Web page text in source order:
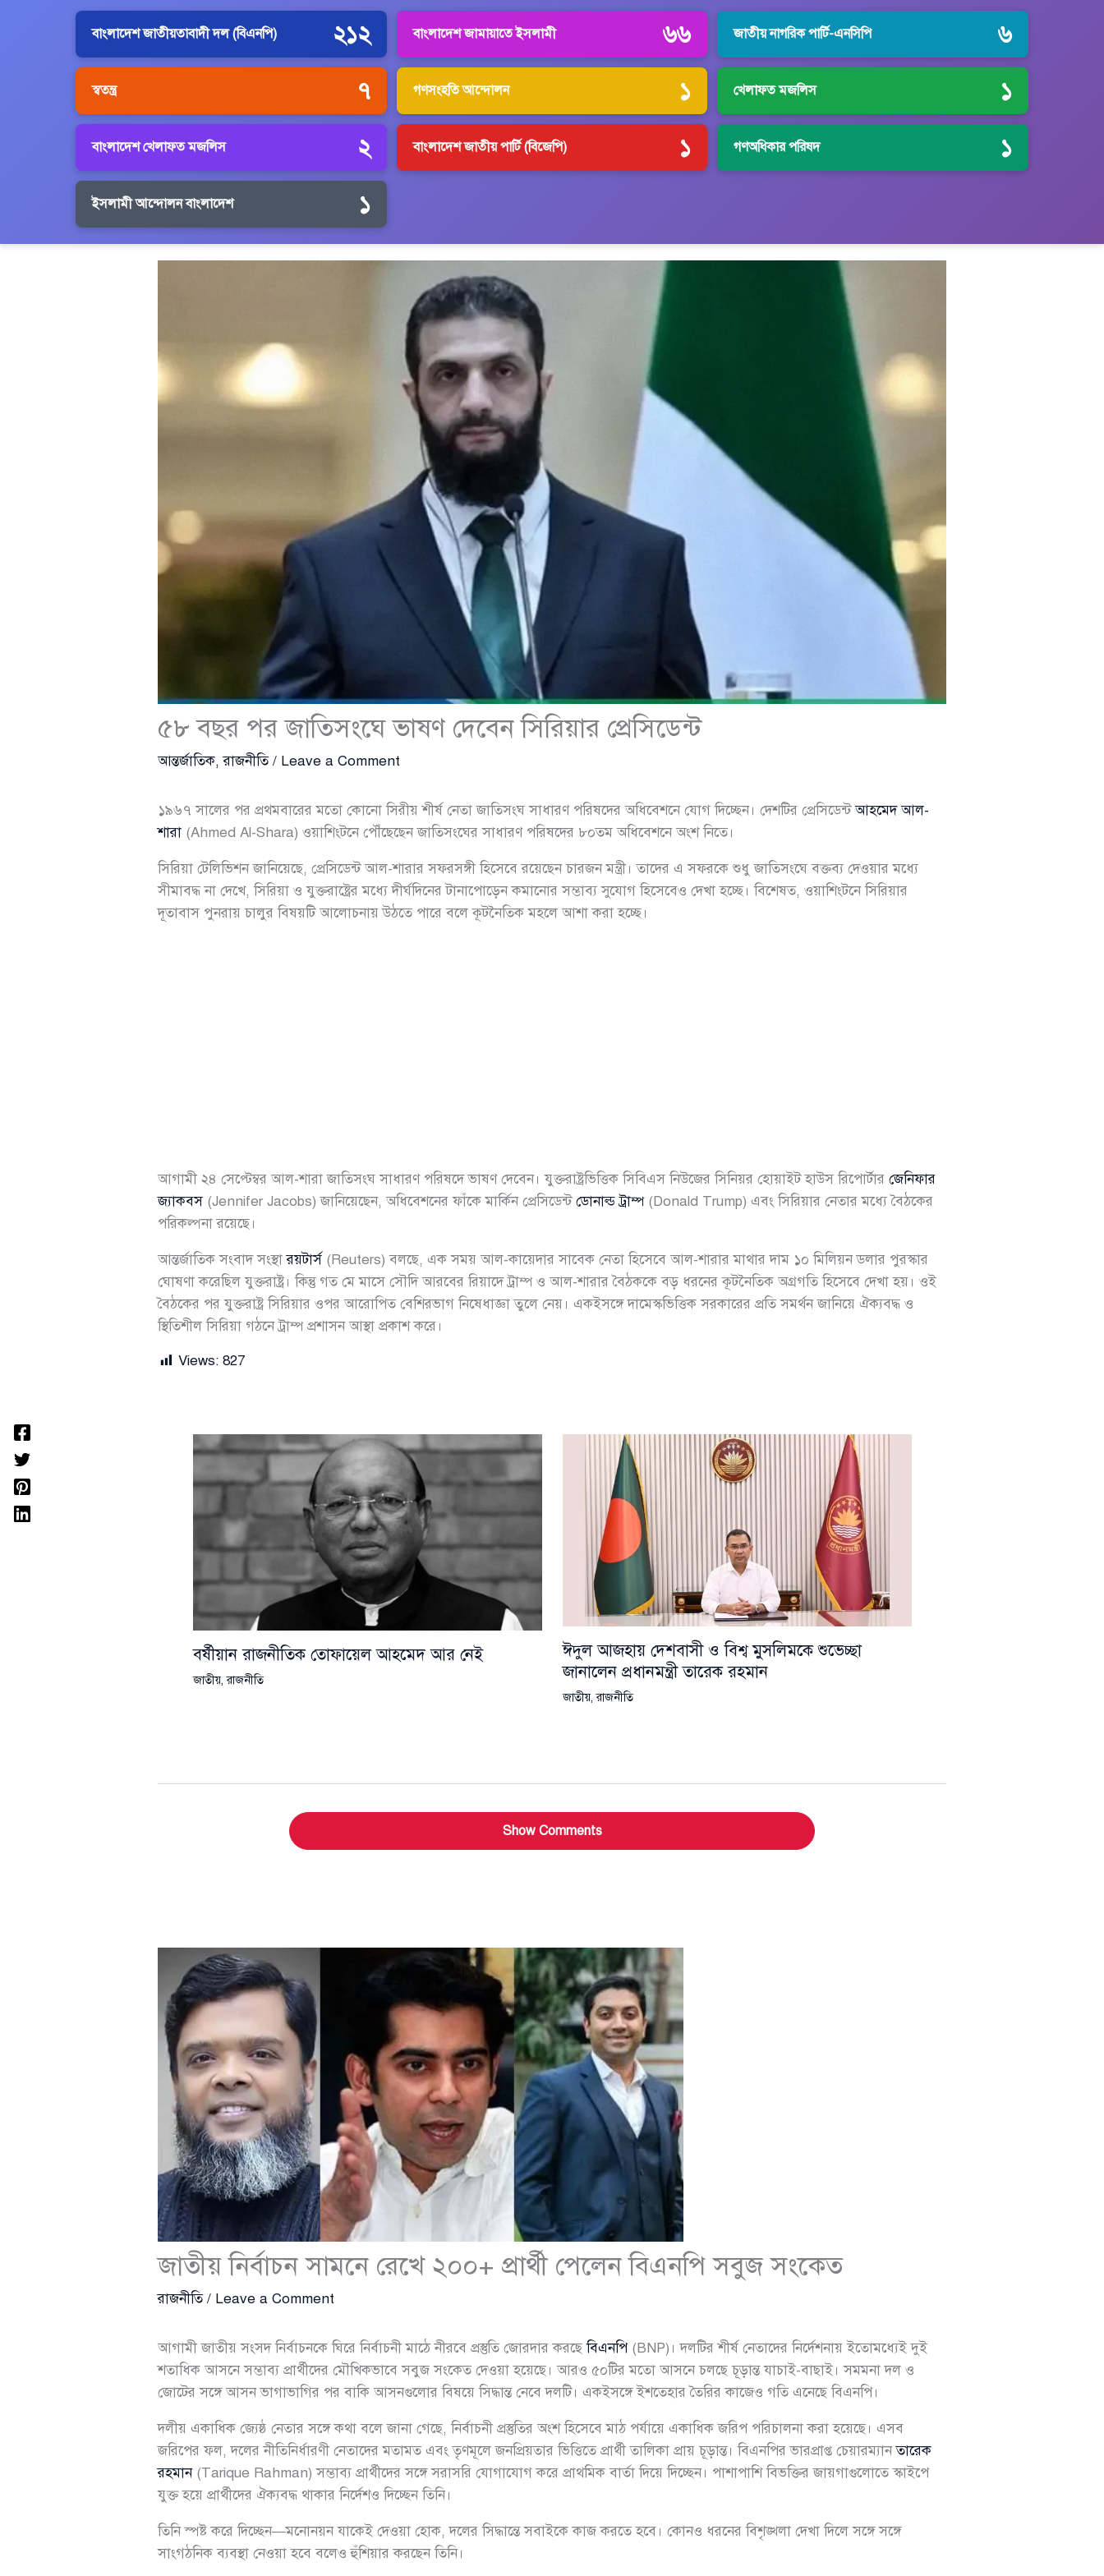
বাংলাদেশ জাতীয়তাবাদী দল (বিএনপি) ২১২ বাংলাদেশ জামায়াতে ইসলামী ৬৬ জাতীয় নাগরিক পার্টি-এনসিপি ৬
স্বতন্ত্র ৭ গণসংহতি আন্দোলন ১ খেলাফত মজলিস ১
বাংলাদেশ খেলাফত মজলিস ২ বাংলাদেশ জাতীয় পার্টি (বিজেপি) ১ গণঅধিকার পরিষদ ১
ইসলামী আন্দোলন বাংলাদেশ ১
৫৮ বছর পর জাতিসংঘে ভাষণ দেবেন সিরিয়ার প্রেসিডেন্ট
আন্তর্জাতিক,রাজনীতি/ Leave a Comment
১৯৬৭ সালের পর প্রথমবারের মতো কোনো সিরীয় শীর্ষ নেতা জাতিসংঘ সাধারণ পরিষদের অধিবেশনে যোগ দিচ্ছেন। দেশটির প্রেসিডেন্টআহমেদ আল-
শারা (Ahmed Al-Shara) ওয়াশিংটনে পৌঁছেছেন জাতিসংঘের সাধারণ পরিষদের ৮০তম অধিবেশনে অংশ নিতে।
সিরিয়া টেলিভিশন জানিয়েছে, প্রেসিডেন্ট আল-শারার সফরসঙ্গী হিসেবে রয়েছেন চারজন মন্ত্রী। তাদের এ সফরকে শুধু জাতিসংঘে বক্তব্য দেওয়ার মধ্যে
সীমাবদ্ধ না দেখে, সিরিয়া ও যুক্তরাষ্ট্রের মধ্যে দীর্ঘদিনের টানাপোড়েন কমানোর সম্ভাব্য সুযোগ হিসেবেও দেখা হচ্ছে। বিশেষত, ওয়াশিংটনে সিরিয়ার
দূতাবাস পুনরায় চালুর বিষয়টি আলোচনায় উঠতে পারে বলে কূটনৈতিক মহলে আশা করা হচ্ছে।
আগামী ২৪ সেপ্টেম্বর আল-শারা জাতিসংঘ সাধারণ পরিষদে ভাষণ দেবেন। যুক্তরাষ্ট্রভিত্তিক সিবিএস নিউজের সিনিয়র হোয়াইট হাউস রিপোর্টার জেনিফার
জ্যাকবস (Jennifer Jacobs) জানিয়েছেন, অধিবেশনের ফাঁকে মার্কিন প্রেসিডেন্টডোনাল্ড ট্রাম্প(Donald Trump) এবং সিরিয়ার নেতার মধ্যে বৈঠকের
পরিকল্পনা রয়েছে।
আন্তর্জাতিক সংবাদ সংস্থারয়টার্স (Reuters) বলছে, এক সময় আল-কায়েদার সাবেক নেতা হিসেবে আল-শারার মাথার দাম ১০ মিলিয়ন ডলার পুরস্কার
ঘোষণা করেছিল যুক্তরাষ্ট্র। কিন্তু গত মে মাসে সৌদি আরবের রিয়াদে ট্রাম্প ও আল-শারার বৈঠককে বড় ধরনের কূটনৈতিক অগ্রগতি হিসেবে দেখা হয়। ওই
বৈঠকের পর যুক্তরাষ্ট্র সিরিয়ার ওপর আরোপিত বেশিরভাগ নিষেধাজ্ঞা তুলে নেয়। একইসঙ্গে দামেস্কভিত্তিক সরকারের প্রতি সমর্থন জানিয়ে ঐক্যবদ্ধ ও
স্থিতিশীল সিরিয়া গঠনে ট্রাম্প প্রশাসন আস্থা প্রকাশ করে।
Views: 827
বর্ষীয়ান রাজনীতিক তোফায়েল আহমেদ আর নেই
জাতীয়,রাজনীতি
ঈদুল আজহায় দেশবাসী ও বিশ্ব মুসলিমকে শুভেচ্ছা
জানালেন প্রধানমন্ত্রী তারেক রহমান
জাতীয়,রাজনীতি
Show Comments
জাতীয় নির্বাচন সামনে রেখে ২০০+ প্রার্থী পেলেন বিএনপি সবুজ সংকেত
রাজনীতি/ Leave a Comment
আগামী জাতীয় সংসদ নির্বাচনকে ঘিরে নির্বাচনী মাঠে নীরবে প্রস্তুতি জোরদার করছেবিএনপি(BNP)। দলটির শীর্ষ নেতাদের নির্দেশনায় ইতোমধ্যেই দুই
শতাধিক আসনে সম্ভাব্য প্রার্থীদের মৌখিকভাবে সবুজ সংকেত দেওয়া হয়েছে। আরও ৫০টির মতো আসনে চলছে চূড়ান্ত যাচাই-বাছাই। সমমনা দল ও
জোটের সঙ্গে আসন ভাগাভাগির পর বাকি আসনগুলোর বিষয়ে সিদ্ধান্ত নেবে দলটি। একইসঙ্গে ইশতেহার তৈরির কাজেও গতি এনেছে বিএনপি।
দলীয় একাধিক জ্যেষ্ঠ নেতার সঙ্গে কথা বলে জানা গেছে, নির্বাচনী প্রস্তুতির অংশ হিসেবে মাঠ পর্যায়ে একাধিক জরিপ পরিচালনা করা হয়েছে। এসব
জরিপের ফল, দলের নীতিনির্ধারণী নেতাদের মতামত এবং তৃণমূলে জনপ্রিয়তার ভিত্তিতে প্রার্থী তালিকা প্রায় চূড়ান্ত। বিএনপির ভারপ্রাপ্ত চেয়ারম্যানতারেক
রহমান(Tarique Rahman) সম্ভাব্য প্রার্থীদের সঙ্গে সরাসরি যোগাযোগ করে প্রাথমিক বার্তা দিয়ে দিচ্ছেন। পাশাপাশি বিভক্তির জায়গাগুলোতে স্কাইপে
যুক্ত হয়ে প্রার্থীদের ঐক্যবদ্ধ থাকার নির্দেশও দিচ্ছেন তিনি।
তিনি স্পষ্ট করে দিচ্ছেন—মনোনয়ন যাকেই দেওয়া হোক, দলের সিদ্ধান্তে সবাইকে কাজ করতে হবে। কোনও ধরনের বিশৃঙ্খলা দেখা দিলে সঙ্গে সঙ্গে
সাংগঠনিক ব্যবস্থা নেওয়া হবে বলেও হুঁশিয়ার করছেন তিনি।